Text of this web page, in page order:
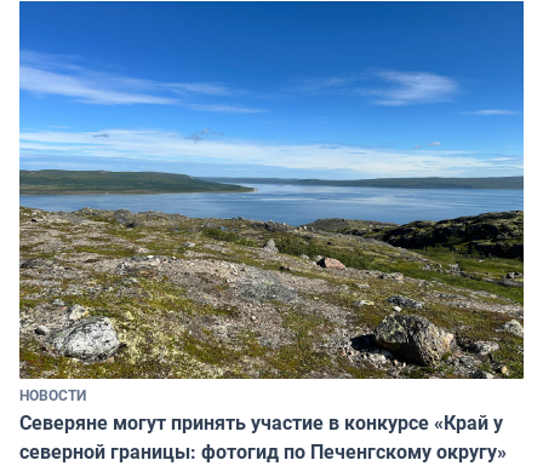
НОВОСТИ
Северяне могут принять участие в конкурсе «Край у
северной границы: фотогид по Печенгскому округу»